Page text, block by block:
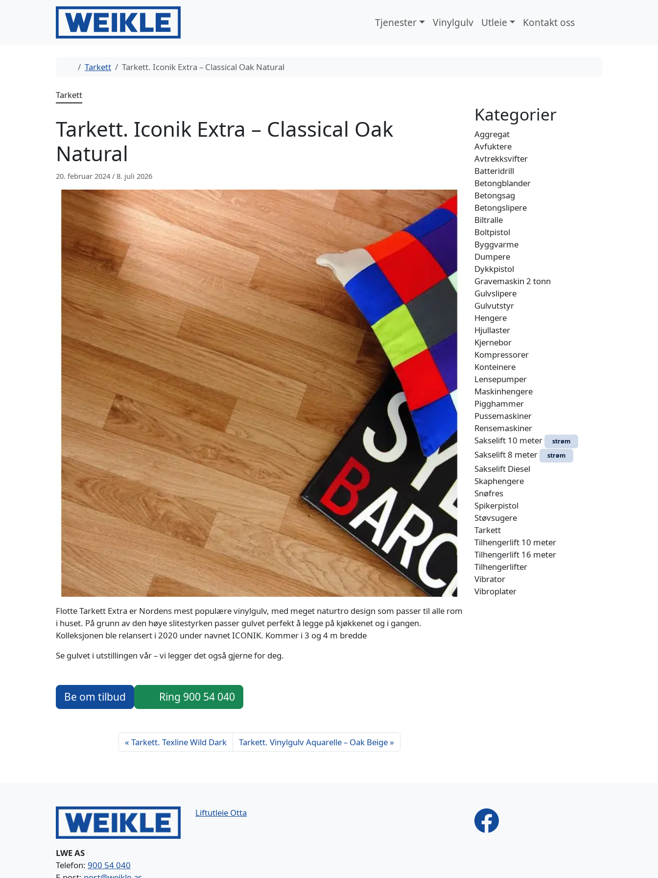
Gå til bunntekst
Tjenester Vinylgulv Utleie Kontakt oss
HjemTarkett Tarkett. Iconik Extra – Classical Oak Natural
Tarkett
Tarkett. Iconik Extra – Classical Oak
Natural
20. februar 2024 / 8. juli 2026
Flotte Tarkett Extra er Nordens mest populære vinylgulv, med meget naturtro design som passer til alle rom
i huset. På grunn av den høye slitestyrken passer gulvet perfekt å legge på kjøkkenet og i gangen.
Kolleksjonen ble relansert i 2020 under navnet ICONIK. Kommer i 3 og 4 m bredde
Se gulvet i utstillingen vår – vi legger det også gjerne for deg.
Be om tilbud Ring 900 54 040
Tarkett. Texline Wild Dark Tarkett. Vinylgulv Aquarelle – Oak Beige
Kategorier
Aggregat
Avfuktere
Avtrekksvifter
Batteridrill
Betongblander
Betongsag
Betongslipere
Biltralle
Boltpistol
Byggvarme
Dumpere
Dykkpistol
Gravemaskin 2 tonn
Gulvslipere
Gulvutstyr
Hengere
Hjullaster
Kjernebor
Kompressorer
Konteinere
Lensepumper
Maskinhengere
Pigghammer
Pussemaskiner
Rensemaskiner
Sakselift 10 meter
strøm
Sakselift 8 meter strøm
Sakselift Diesel
Skaphengere
Snøfres
Spikerpistol
Støvsugere
Tarkett
Tilhengerlift 10 meter
Tilhengerlift 16 meter
Tilhengerlifter
Vibrator
Vibroplater
LWE AS
Telefon: 900 54 040
Liftutleie Otta